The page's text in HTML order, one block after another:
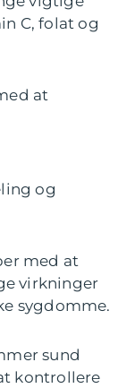
C, folat og
at
og
med at
virkninger
sygdomme.
sund
kontrollere